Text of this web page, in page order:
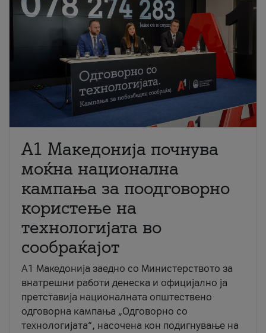
A1 Македонија почнува
моќна национална
кампања за поодговорно
користење на
технологијата во
сообраќајот
A1 Македонија заедно со Министерството за
внатрешни работи денеска и официјално ја
претставија националната општествено
одговорна кампања „Одговорно со
технологијата“, насочена кон подигнување на